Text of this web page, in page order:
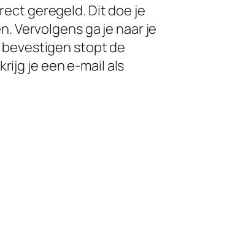
geregeld. Dit doe je
Vervolgens ga je naar je
bevestigen stopt de
je een e-mail als